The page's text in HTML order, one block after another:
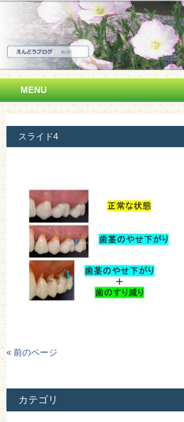
MENU
スライド4
« 前のページ
カテゴリ